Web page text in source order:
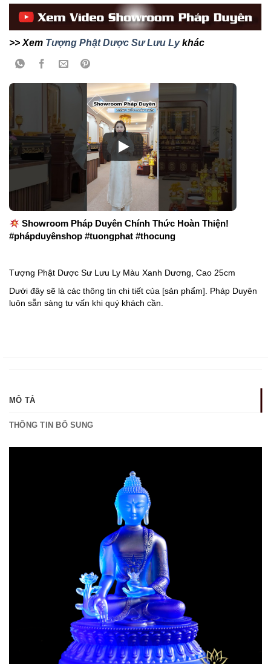
>> Xem Tượng Phật Dược Sư Lưu Lykhác
Showroom Pháp Duyên Chính Thức Hoàn Thiện!
#phápduyênshop #tuongphat #thocung
Tượng Phật Dược Sư Lưu Ly Màu Xanh Dương, Cao 25cm
Dưới đây sẽ là các thông tin chi tiết của [sản phẩm]. Pháp Duyên
luôn sẵn sàng tư vấn khi quý khách cần.
MÔ TẢ
THÔNG TIN BỔ SUNG